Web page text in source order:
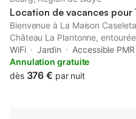
Location de vacances pour
Bienvenue à La Maison
Château La Plantonne,
cadre historique, au cœur de
une véritable parenthèse loin
ralentir pour profiter du cadre
WiFi Jardin
Accessible PMR
Annulation gratuite
dès 376 € par nuit